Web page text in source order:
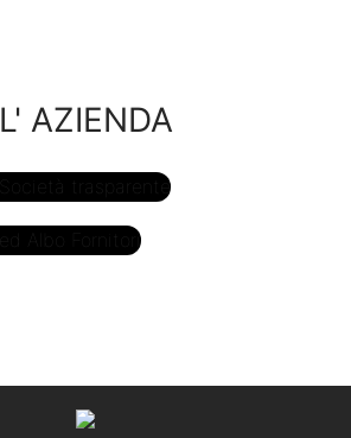
L' AZIENDA
Società
trasparente